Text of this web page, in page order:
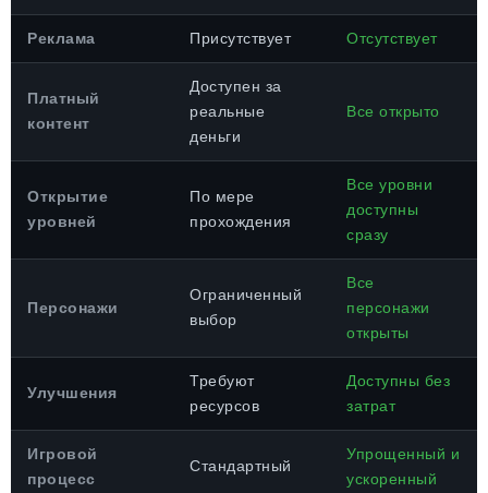
Реклама Присутствует Отсутствует
Платный
контент
Доступен за
реальные
деньги
Все открыто
Открытие
уровней
По мере
прохождения
Все уровни
доступны
сразу
Персонажи
Ограниченный
выбор
Все
персонажи
открыты
Улучшения
Требуют
ресурсов
Доступны без
затрат
Игровой
процесс
Стандартный
Упрощенный и
ускоренный